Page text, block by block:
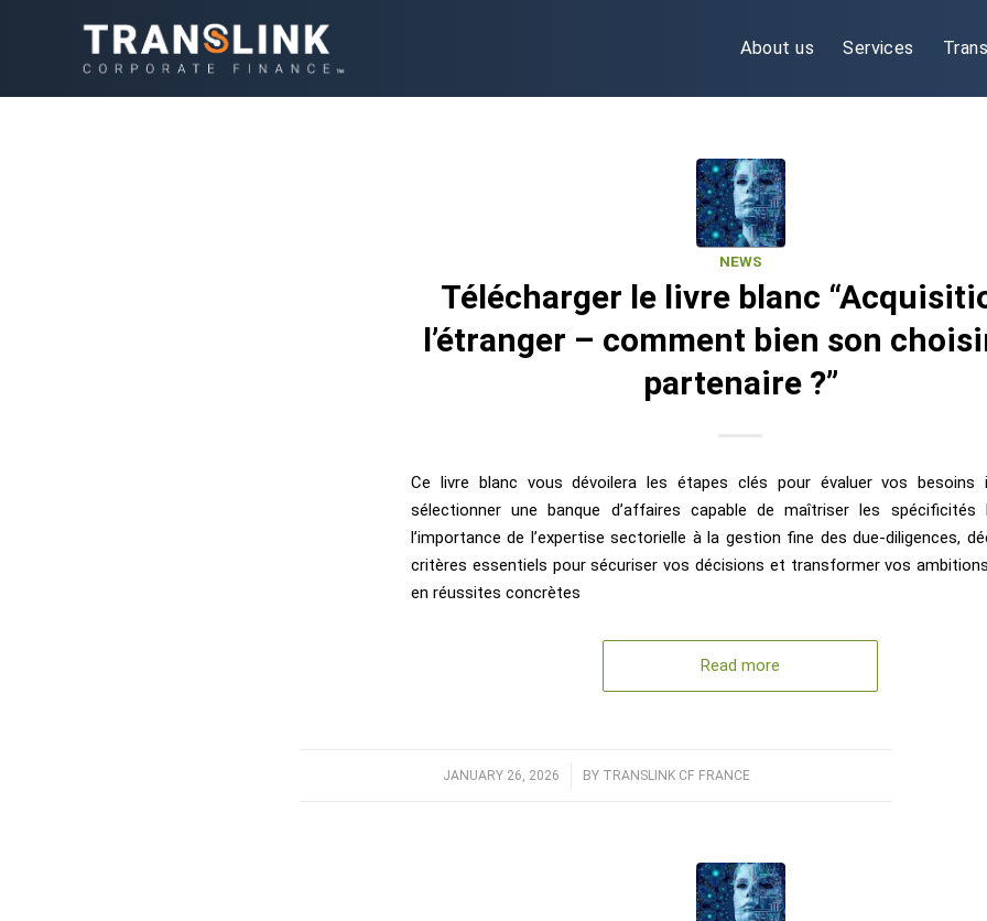
About us Services
NEWS
Télécharger le livre blanc
l’étranger – comment bien son
partenaire ?”
Ce livre blanc vous dévoilera les étapes clés pour évaluer vos besoins
sélectionner une banque d’affaires capable de maîtriser les spécificités
l’importance de l’expertise sectorielle à la gestion fine des due-diligences,
critères essentiels pour sécuriser vos décisions et transformer vos
en réussites concrètes
Read more
JANUARY 26, 2026
/ BY TRANSLINK CF FRANCE